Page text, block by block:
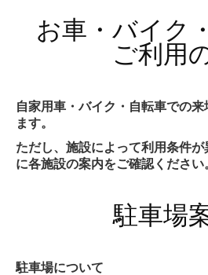
お車・バイク
ご利用
自家用車・バイク・自転車での
ます。
ただし、施設によって利用条件
に各施設の案内をご確認ください
駐車場
駐車場について